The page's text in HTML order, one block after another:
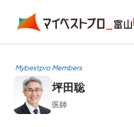
Mybestpro Members
坪田聡
医師